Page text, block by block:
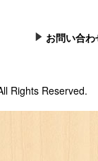
お問い合わ
Rights Reserved.